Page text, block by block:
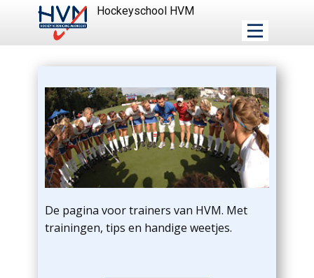
Hockeyschool HVM
De pagina voor trainers van HVM. Met
trainingen, tips en handige weetjes.